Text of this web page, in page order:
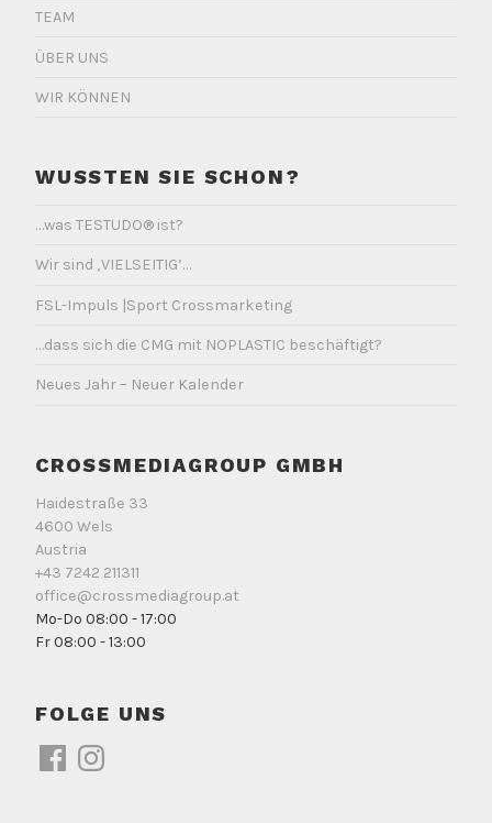
TEAM
ÜBER UNS
WIR KÖNNEN
WUSSTEN SIE SCHON?
…was TESTUDO® ist?
Wir sind ‚VIELSEITIG’…
FSL-Impuls |Sport Crossmarketing
…dass sich die CMG mit NOPLASTIC beschäftigt?
Neues Jahr – Neuer Kalender
CROSSMEDIAGROUP GMBH
Haidestraße 33
4600 Wels
Austria
+43 7242 211311
office@crossmediagroup.at
Mo-Do 08:00 - 17:00
Fr 08:00 - 13:00
FOLGE UNS
FacebookInstagram